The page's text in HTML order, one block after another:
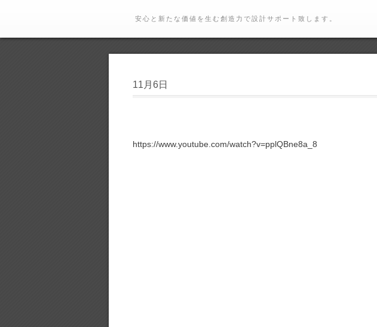
安心と新たな価値を生む創造力で設計サポート致します。
11月6日
https://www.youtube.com/watch?v=pplQBne8a_8